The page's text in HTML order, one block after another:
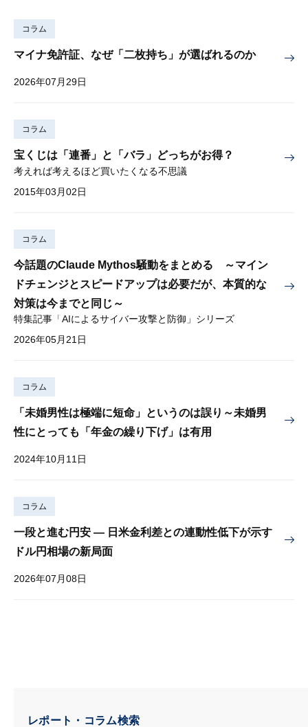
コラム
マイナ免許証、なぜ「二枚持ち」が選ばれるのか
2026年07月29日
コラム
宝くじは「連番」と「バラ」どっちがお得？
考えれば考えるほど買いたくなる不思議
2015年03月02日
コラム
今話題のClaude Mythos騒動をまとめる ～マイン
ドチェンジとスピードアップは必要だが、本質的な
対策は今までと同じ～
特集記事「AIによるサイバー攻撃と防御」シリーズ
2026年05月21日
コラム
「未婚男性は極端に短命」というのは誤り～未婚男
性にとっても「年金の繰り下げ」は有用
2024年10月11日
コラム
一段と進む円安 — 日米金利差との連動性低下が示す
ドル円相場の新局面
2026年07月08日
レポート・コラム検索